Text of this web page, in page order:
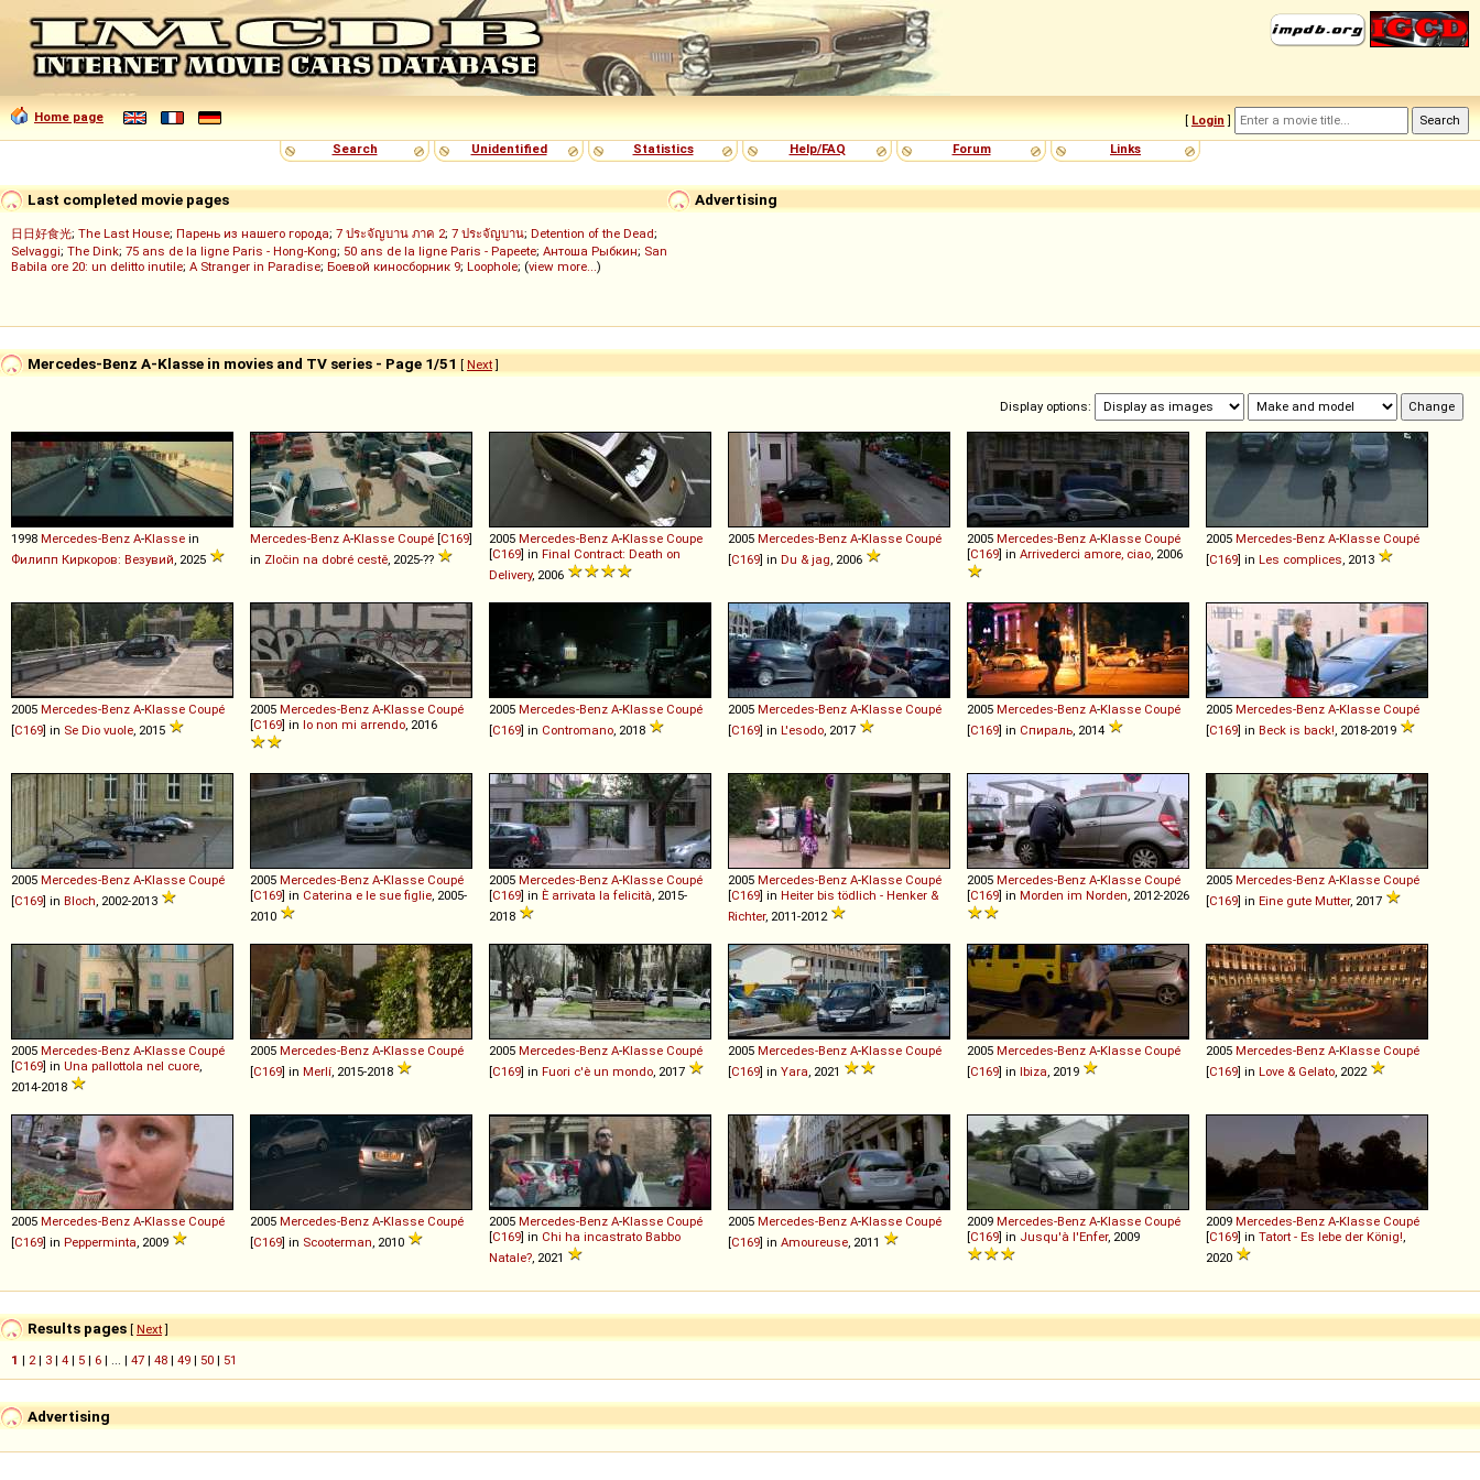
Home page [ Login ]
Search
Unidentified Statistics Help/FAQ Forum Links
Advertising
Last completed movie pages
日日好食光; The Last House; Парень из нашего города; 7 ประจัญบาน ภาค 2; 7 ประจัญบาน; Detention of the Dead;
Selvaggi; The Dink; 75 ans de la ligne Paris - Hong-Kong; 50 ans de la ligne Paris - Papeete; Антоша Рыбкин; San
Babila ore 20: un delitto inutile; A Stranger in Paradise; Боевой киносборник 9; Loophole; (view more...)
Mercedes-Benz A-Klasse in movies and TV series - Page 1/51 [ Next]
Display options:
1998 Mercedes-Benz A-Klasse in
Филипп Киркоров: Везувий , 2025
Mercedes-Benz A-Klasse Coupé [C169]
in Zločin na dobré cestě , 2025-??
2005 Mercedes-Benz A-Klasse Coupe
[C169] in Final Contract: Death on
Delivery, 2006
2005 Mercedes-Benz A-Klasse Coupé
[C169] in Du & jag , 2006
2005 Mercedes-Benz A-Klasse Coupé
[C169] in Arrivederci amore, ciao , 2006
2005 Mercedes-Benz A-Klasse Coupé
[C169] in Les complices , 2013
2005 Mercedes-Benz A-Klasse Coupé
[C169] in Se Dio vuole , 2015
2005 Mercedes-Benz A-Klasse Coupé
[C169] in Io non mi arrendo , 2016
2005 Mercedes-Benz A-Klasse Coupé
[C169] in Contromano , 2018
2005 Mercedes-Benz A-Klasse Coupé
[C169] in L'esodo , 2017
2005 Mercedes-Benz A-Klasse Coupé
[C169] in Спираль , 2014
2005 Mercedes-Benz A-Klasse Coupé
[C169] in Beck is back! , 2018-2019
2005 Mercedes-Benz A-Klasse Coupé
[C169] in Bloch , 2002-2013
2005 Mercedes-Benz A-Klasse Coupé
[C169] in Caterina e le sue figlie , 2005-
2010
2005 Mercedes-Benz A-Klasse Coupé
[C169] in È arrivata la felicità , 2015-
2018
2005 Mercedes-Benz A-Klasse Coupé
[C169] in Heiter bis tödlich - Henker &
Richter, 2011-2012
2005 Mercedes-Benz A-Klasse Coupé
[C169] in Morden im Norden , 2012-2026
2005 Mercedes-Benz A-Klasse Coupé
[C169] in Eine gute Mutter, 2017
2005 Mercedes-Benz A-Klasse Coupé
[C169] in Una pallottola nel cuore
2014-2018
2005 Mercedes-Benz A-Klasse Coupé
[C169] in Merlí , 2015-2018
2005 Mercedes-Benz A-Klasse Coupé
[C169] in Fuori c'è un mondo , 2017
2005 Mercedes-Benz A-Klasse Coupé
[C169] in Yara , 2021
2005 Mercedes-Benz A-Klasse Coupé
[C169] in Ibiza , 2019
2005 Mercedes-Benz A-Klasse Coupé
[C169] in Love & Gelato , 2022
2005 Mercedes-Benz A-Klasse Coupé
[C169] in Pepperminta , 2009
2005 Mercedes-Benz A-Klasse Coupé
[C169] in Scooterman , 2010
2005 Mercedes-Benz A-Klasse Coupé
[C169] in Chi ha incastrato Babbo
Natale? , 2021
2005 Mercedes-Benz A-Klasse Coupé
[C169] in Amoureuse , 2011
2009 Mercedes-Benz A-Klasse Coupé
[C169] in Jusqu'à l'Enfer, 2009
2009 Mercedes-Benz A-Klasse Coupé
[C169] in Tatort - Es lebe der König!
2020
Results pages [ Next]
1 | 2 | 3 | 4 | 5 | 6 | ... | 47 | 48 | 49 | 50 | 51
Advertising